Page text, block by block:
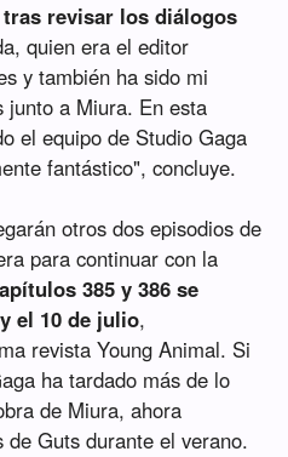
revisar los diálogos
quien era el editor
y también ha sido mi
junto a Miura. En esta
el equipo de Studio Gaga
fantástico", concluye.
otros dos episodios de
para continuar con la
385 y 386 se
el 10 de julio,
revista Young Animal. Si
ha tardado más de lo
de Miura, ahora
Guts durante el verano.